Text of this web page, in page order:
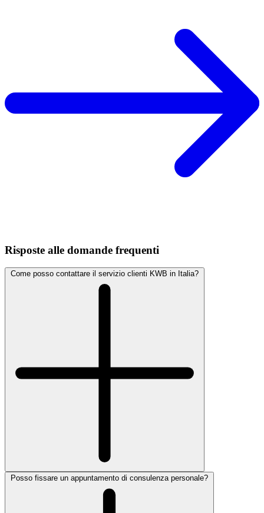
Risposte alle domande frequenti
Come posso contattare il servizio clienti KWB in Italia?
Posso fissare un appuntamento di consulenza personale?